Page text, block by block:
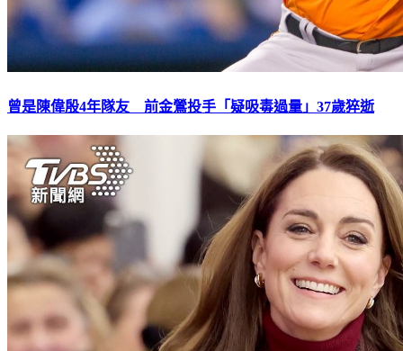
曾是陳偉殷4年隊友 前金鶯投手「疑吸毒過量」37歲猝逝